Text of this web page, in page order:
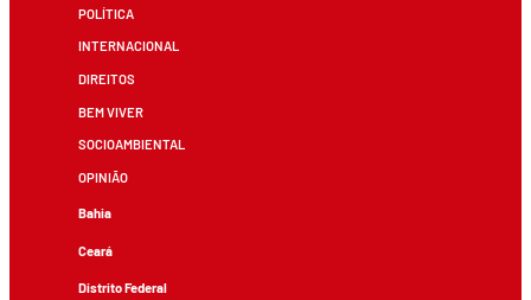
POLÍTICA
INTERNACIONAL
DIREITOS
BEM VIVER
SOCIOAMBIENTAL
OPINIÃO
Bahia
Ceará
Distrito Federal